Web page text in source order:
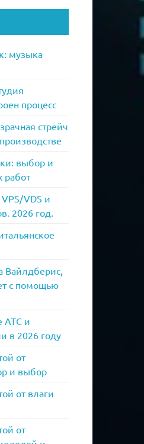
музыка
процесс
стрейч
выбор и
работ
VDS и
2026 год.
Вайлдберис,
с помощью
АТС и
в 2026 году
от
и выбор
от влаги
от